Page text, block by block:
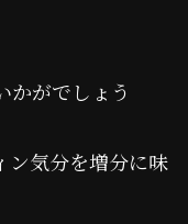
かがでしょう
ン気分を増分に味